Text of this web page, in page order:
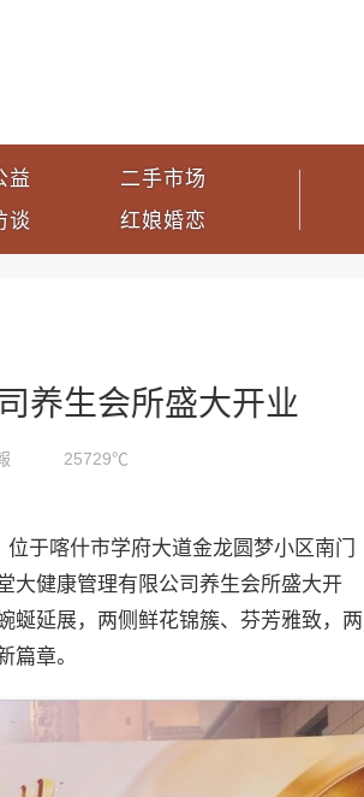
益
谈
二手市场
红娘婚恋
养生会所盛大开业
25729℃
于喀什市学府大道金龙圆梦小区南门
大健康管理有限公司养生会所盛大开
蜒延展，两侧鲜花锦簇、芬芳雅致，两
篇章。